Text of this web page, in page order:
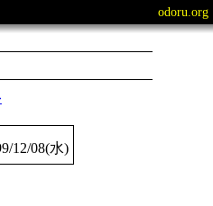
odoru.org
12/08(水)